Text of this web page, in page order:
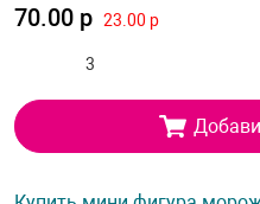
70.00 р 23.00 р